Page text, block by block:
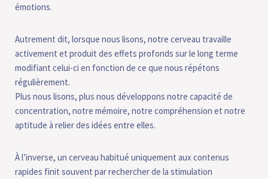
émotions.
Autrement dit, lorsque nous lisons, notre cerveau travaille
activement et produit des effets profonds sur le long terme
modifiant celui-ci en fonction de ce que nous répétons
régulièrement.
Plus nous lisons, plus nous développons notre capacité de
concentration, notre mémoire, notre compréhension et notre
aptitude à relier des idées entre elles.
À l’inverse, un cerveau habitué uniquement aux contenus
rapides finit souvent par rechercher de la stimulation